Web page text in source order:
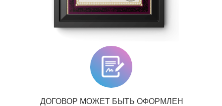
ДОГОВОР МОЖЕТ БЫТЬ ОФОРМЛЕН